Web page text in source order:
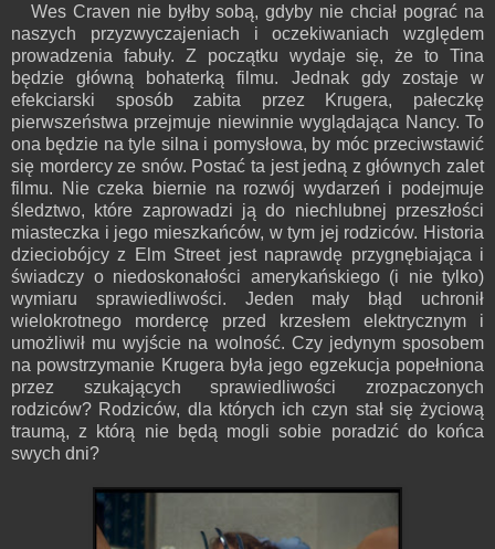
Wes Craven nie byłby sobą, gdyby nie chciał pograć na
naszych przyzwyczajeniach i oczekiwaniach względem
prowadzenia fabuły. Z początku wydaje się, że to Tina
będzie główną bohaterką filmu. Jednak gdy zostaje w
efekciarski sposób zabita przez Krugera, pałeczkę
pierwszeństwa przejmuje niewinnie wyglądająca Nancy. To
ona będzie na tyle silna i pomysłowa, by móc przeciwstawić
się mordercy ze snów. Postać ta jest jedną z głównych zalet
filmu. Nie czeka biernie na rozwój wydarzeń i podejmuje
śledztwo, które zaprowadzi ją do niechlubnej przeszłości
miasteczka i jego mieszkańców, w tym jej rodziców. Historia
dzieciobójcy z Elm Street jest naprawdę przygnębiająca i
świadczy o niedoskonałości amerykańskiego (i nie tylko)
wymiaru sprawiedliwości. Jeden mały błąd uchronił
wielokrotnego mordercę przed krzesłem elektrycznym i
umożliwił mu wyjście na wolność. Czy jedynym sposobem
na powstrzymanie Krugera była jego egzekucja popełniona
przez szukających sprawiedliwości zrozpaczonych
rodziców? Rodziców, dla których ich czyn stał się życiową
traumą, z którą nie będą mogli sobie poradzić do końca
swych dni?